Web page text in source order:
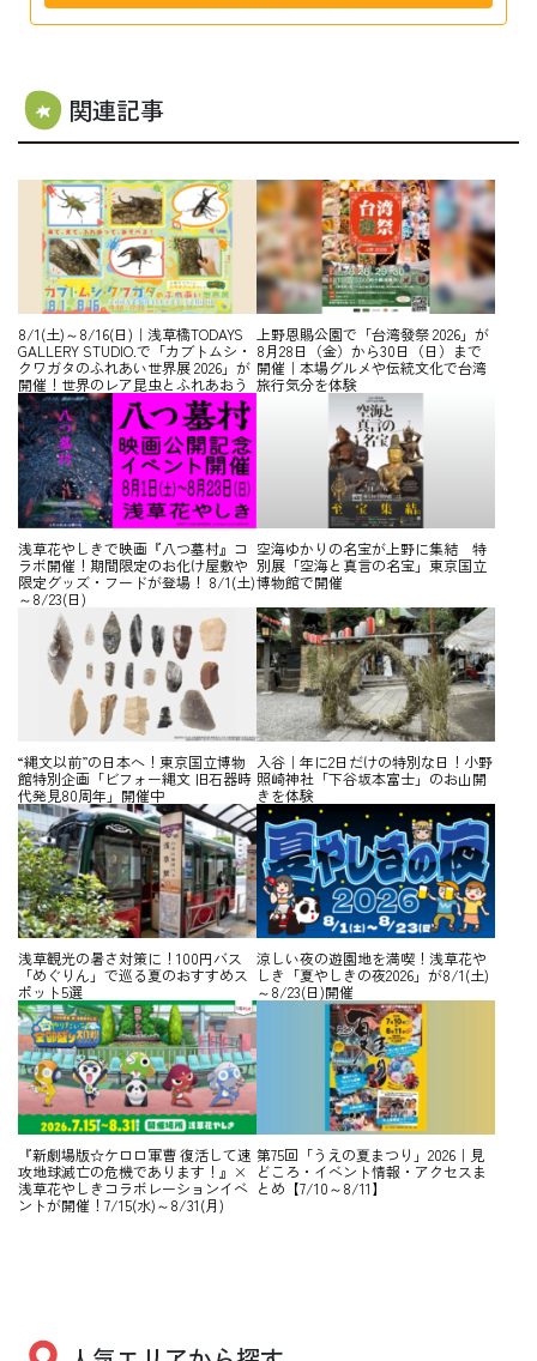
関連記事
8/1(土)～8/16(日)｜浅草橋TODAYS
GALLERY STUDIO.で「カブトムシ・
クワガタのふれあい世界展 2026」が
開催！世界のレア昆虫とふれあおう
上野恩賜公園で「台湾發祭 2026」が
8月28日（金）から30日（日）まで
開催｜本場グルメや伝統文化で台湾
旅行気分を体験
浅草花やしきで映画『八つ墓村』コ
ラボ開催！期間限定のお化け屋敷や
限定グッズ・フードが登場！ 8/1(土)
～8/23(日)
空海ゆかりの名宝が上野に集結 特
別展「空海と真言の名宝」東京国立
博物館で開催
“縄文以前”の日本へ！東京国立博物
館特別企画「ビフォー縄文 旧石器時
代発見80周年」開催中
入谷｜年に2日だけの特別な日！小野
照崎神社「下谷坂本富士」のお山開
きを体験
浅草観光の暑さ対策に！100円バス
「めぐりん」で巡る夏のおすすめス
ポット5選
涼しい夜の遊園地を満喫！浅草花や
しき「夏やしきの夜2026」が8/1(土)
～8/23(日)開催
『新劇場版☆ケロロ軍曹 復活して速
攻地球滅亡の危機であります！』×
浅草花やしきコラボレーションイベ
ントが開催！7/15(水)～8/31(月)
第75回「うえの夏まつり」2026｜見
どころ・イベント情報・アクセスま
とめ【7/10～8/11】